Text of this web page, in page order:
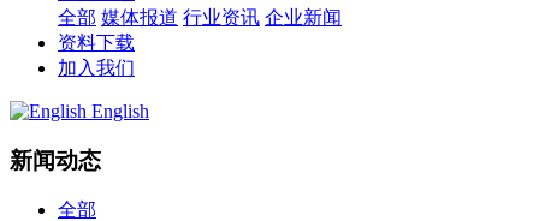
全部 媒体报道 行业资讯 企业新闻
资料下载
加入我们
English
新闻动态
全部